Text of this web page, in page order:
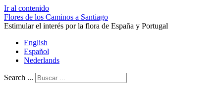
Ir al contenido
Flores de los Caminos a Santiago
Estimular el interés por la flora de España y Portugal
English
Español
Nederlands
Search ...